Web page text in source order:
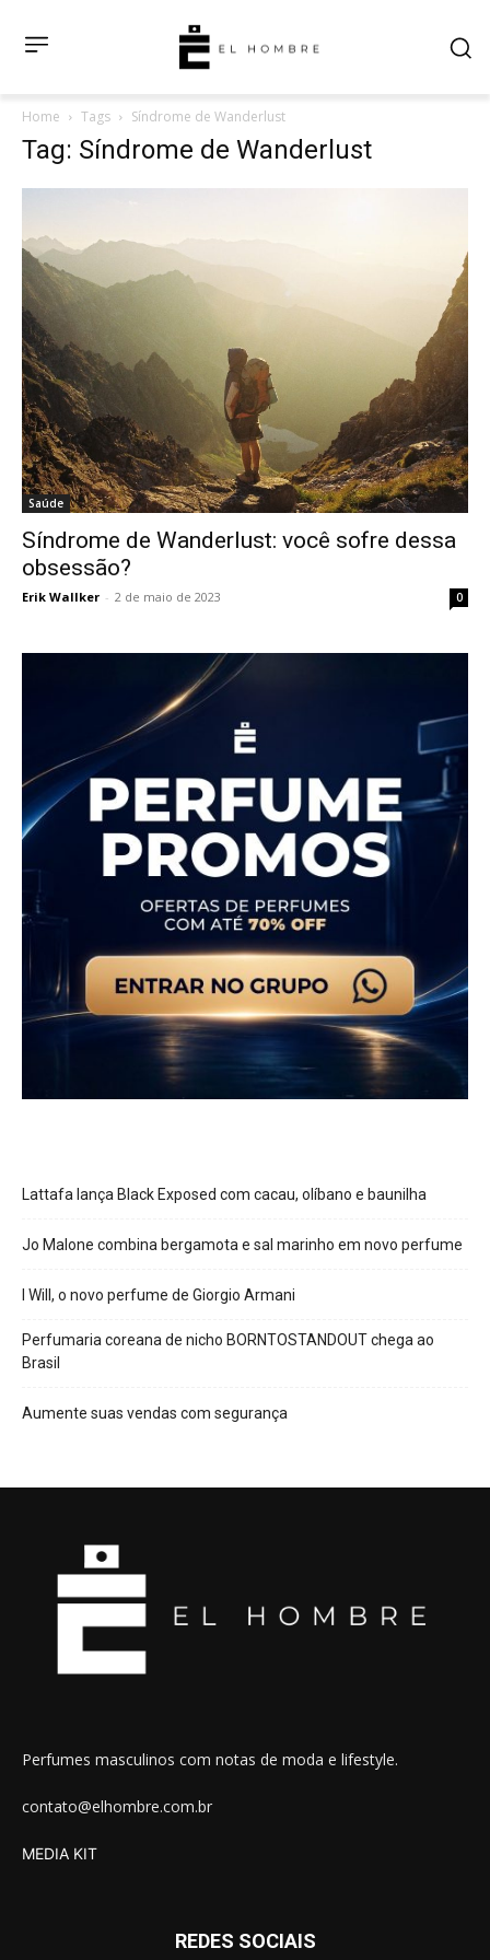
Home Tags Síndrome de Wanderlust
Tag: Síndrome de Wanderlust
Saúde
Síndrome de Wanderlust: você sofre dessa
obsessão?
Erik Wallker - 2 de maio de 2023 0
Lattafa lança Black Exposed com cacau, olíbano e baunilha
Jo Malone combina bergamota e sal marinho em novo perfume
I Will, o novo perfume de Giorgio Armani
Perfumaria coreana de nicho BORNTOSTANDOUT chega ao
Brasil
Aumente suas vendas com segurança
Perfumes masculinos com notas de moda e lifestyle.
contato@elhombre.com.br
MEDIA KIT
REDES SOCIAIS